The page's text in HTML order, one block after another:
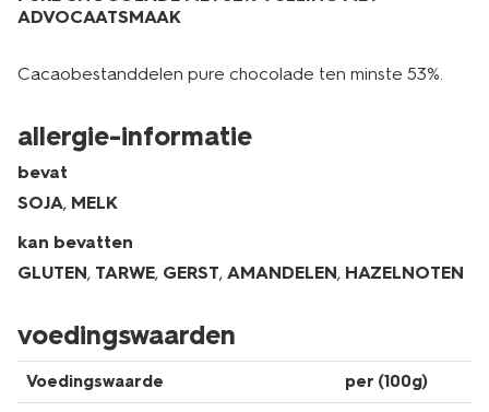
ADVOCAATSMAAK
Cacaobestanddelen pure chocolade ten minste 53%.
allergie-informatie
bevat
SOJA, MELK
kan bevatten
GLUTEN, TARWE, GERST, AMANDELEN, HAZELNOTEN
voedingswaarden
Voedingswaarde per (100g)